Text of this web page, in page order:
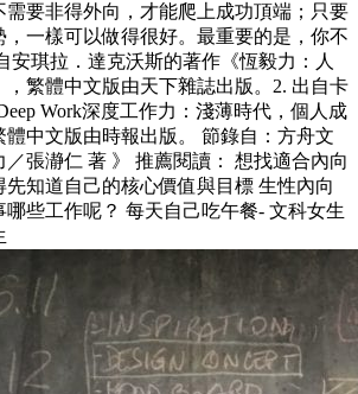
需要非得外向，才能爬上成功頂端；只要
一樣可以做得很好。最重要的是，你不
安琪拉．達克沃斯的著作《恆毅力：人
繁體中文版由天下雜誌出版。2. 出自卡
Work深度工作力：淺薄時代，個人成
中文版由時報出版。 節錄自：方舟文
張瀞仁 著 》 推薦閱讀： 想找適合內向
知道自己的核心價值與目標 生性內向
些工作呢？ 每天自己吃午餐- 文科女生